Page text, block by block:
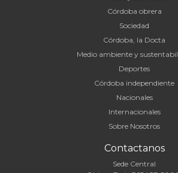
Córdoba obrera
Sociedad
Córdoba, la Docta
Medio ambiente y
Deportes
Córdoba independiente
Nacionales
Internacionales
Sobre Nosotros
Contactanos
Sede Central